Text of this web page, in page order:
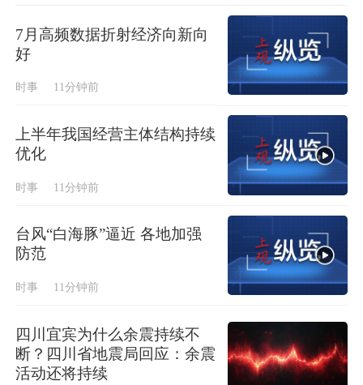
7月高频数据折射经济向新向
好
时事 11分钟前
上半年我国经营主体结构持续
优化
时事 11分钟前
台风“白海豚”逼近 各地加强
防范
时事 11分钟前
四川宜宾为什么余震持续不
断？四川省地震局回应：余震
活动还将持续